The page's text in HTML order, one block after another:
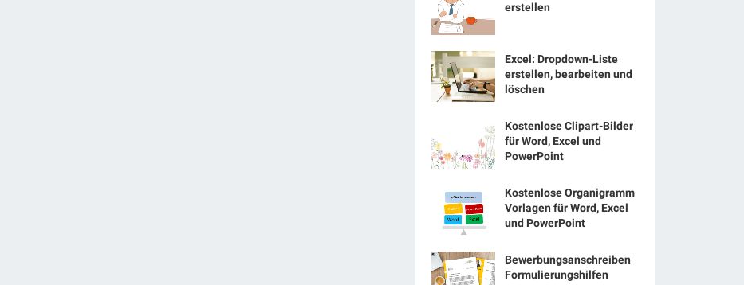
erstellen
Excel: Dropdown-Liste
erstellen, bearbeiten und
löschen
Kostenlose Clipart-Bilder
für Word, Excel und
PowerPoint
Kostenlose Organigramm
Vorlagen für Word, Excel
und PowerPoint
Bewerbungsanschreiben
Formulierungshilfen